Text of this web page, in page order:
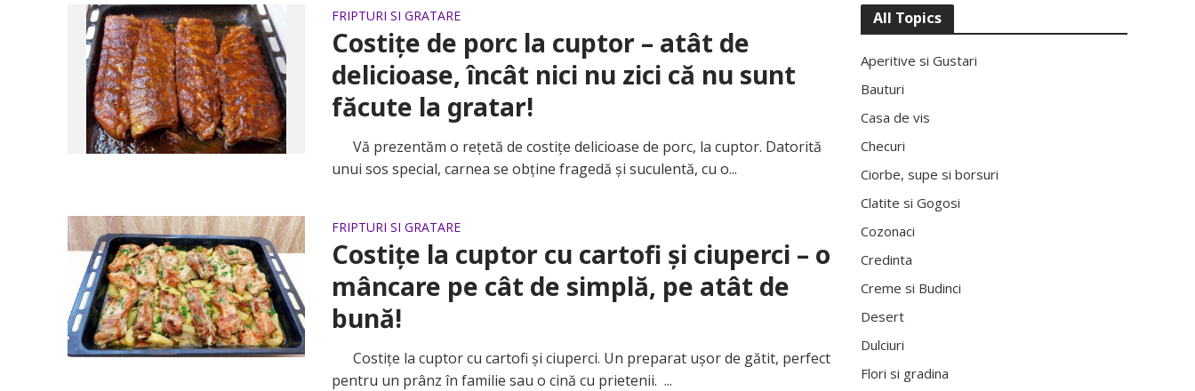
FRIPTURI SI GRATARE
Costițe de porc la cuptor – atât de
delicioase, încât nici nu zici că nu sunt
făcute la gratar!
Vă prezentăm o rețetă de costițe delicioase de porc, la cuptor. Datorită
unui sos special, carnea se obține fragedă și suculentă, cu o...
FRIPTURI SI GRATARE
Costițe la cuptor cu cartofi și ciuperci – o
mâncare pe cât de simplă, pe atât de
bună!
Costițe la cuptor cu cartofi și ciuperci. Un preparat ușor de gătit, perfect
pentru un prânz în familie sau o cină cu prietenii. ...
All Topics
Aperitive si Gustari
Bauturi
Casa de vis
Checuri
Ciorbe, supe si borsuri
Clatite si Gogosi
Cozonaci
Credinta
Creme si Budinci
Desert
Dulciuri
Flori si gradina